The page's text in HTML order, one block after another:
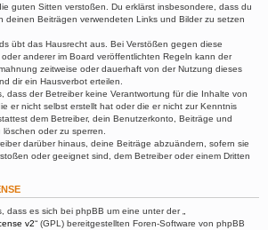
guten Sitten verstoßen. Du erklärst insbesondere, dass du
deinen Beiträgen verwendeten Links und Bilder zu setzen
übt das Hausrecht aus. Bei Verstößen gegen diese
anderer im Board veröffentlichten Regeln kann der
zeitweise oder dauerhaft von der Nutzung dieses
dir ein Hausverbot erteilen.
dass der Betreiber keine Verantwortung für die Inhalte von
er nicht selbst erstellt hat oder die er nicht zur Kenntnis
dem Betreiber, dein Benutzerkonto, Beiträge und
oder zu sperren.
darüber hinaus, deine Beiträge abzuändern, sofern sie
oder geeignet sind, dem Betreiber oder einem Dritten
dass es sich bei phpBB um eine unter der „
v2“ (GPL) bereitgestellten Foren-Software von phpBB